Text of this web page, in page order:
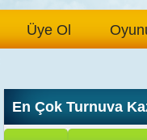
Üye Ol
En Çok Turnuva